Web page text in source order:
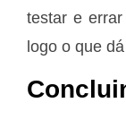
testar e
logo o que